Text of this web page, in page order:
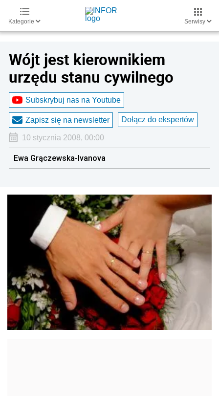
Kategorie Serwisy
Wójt jest kierownikiem
urzędu stanu cywilnego
Subskrybuj nas na Youtube
Zapisz się na newsletter Dołącz do ekspertów
10 stycznia 2008, 00:00
Ewa Grączewska-Ivanova